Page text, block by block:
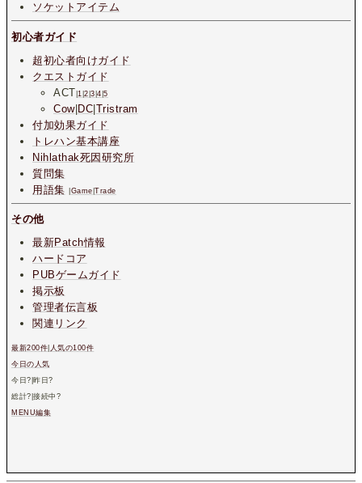
ソケットアイテム
初心者ガイド
超初心者向けガイド
クエストガイド
ACT |1 |2 |3 |4 |5
Cow|DC|Tristram
付加効果ガイド
トレハン基本講座
Nihlathak死因研究所
質問集
用語集
Game |Trade
その他
最新Patch情報
ハードコア
PUBゲームガイド
掲示板
管理者伝言板
関連リンク
最新200件 人気の100件
今日の人気
今日? |昨日?
総計? |接続中 ?
MENU編集